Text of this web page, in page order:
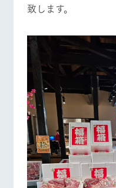
致します。